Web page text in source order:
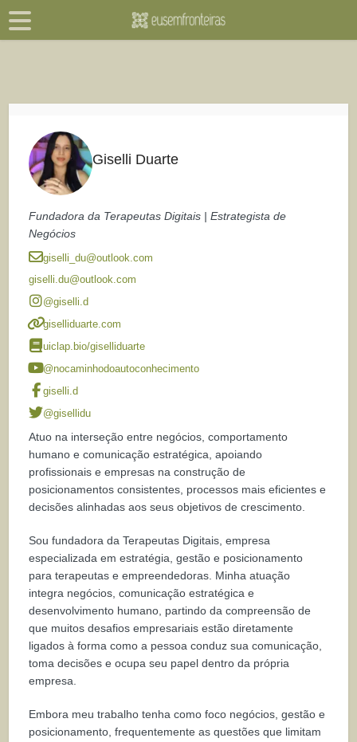
Giselli Duarte
Fundadora da Terapeutas Digitais | Estrategista de
Negócios
giselli_du@outlook.com
giselli.du@outlook.com
@giselli.d
giselliduarte.com
uiclap.bio/giselliduarte
@nocaminhodoautoconhecimento
giselli.d
@gisellidu
Atuo na interseção entre negócios, comportamento
humano e comunicação estratégica, apoiando
profissionais e empresas na construção de
posicionamentos consistentes, processos mais eficientes e
decisões alinhadas aos seus objetivos de crescimento.
Sou fundadora da Terapeutas Digitais, empresa
especializada em estratégia, gestão e posicionamento
para terapeutas e empreendedoras. Minha atuação
integra negócios, comunicação estratégica e
desenvolvimento humano, partindo da compreensão de
que muitos desafios empresariais estão diretamente
ligados à forma como a pessoa conduz sua comunicação,
toma decisões e ocupa seu papel dentro da própria
empresa.
Embora meu trabalho tenha como foco negócios, gestão e
posicionamento, frequentemente as questões que limitam